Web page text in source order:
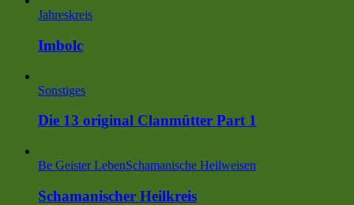
Jahreskreis
Imbolc
Sonstiges
Die 13 original Clanmütter Part 1
Be Geister LebenSchamanische Heilweisen
Schamanischer Heilkreis